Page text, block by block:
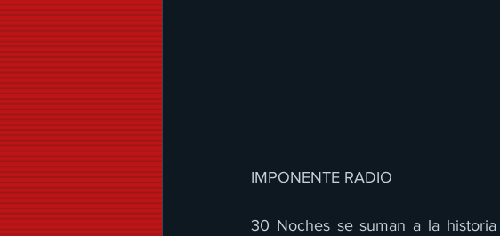
IMPONENTE RADIO
30 Noches se suman a la historia